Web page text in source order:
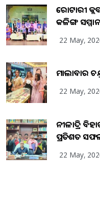
ରୋଟାରୀ
କଳିଙ୍ଗ ସମ୍ମାନ
22 May,
ମାଲାବାର
22 May,
ନୀଳାଦ୍ରି
ପ୍ରତିଶତ
22 May,